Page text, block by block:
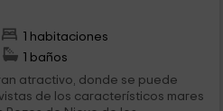
1 habitaciones
1 baños
atractivo, donde se puede
de los característicos mares